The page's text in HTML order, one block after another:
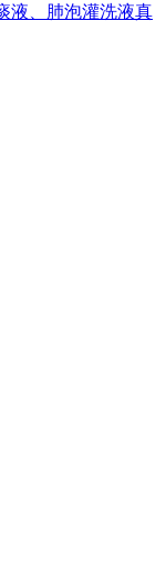
液、肺泡灌洗液真